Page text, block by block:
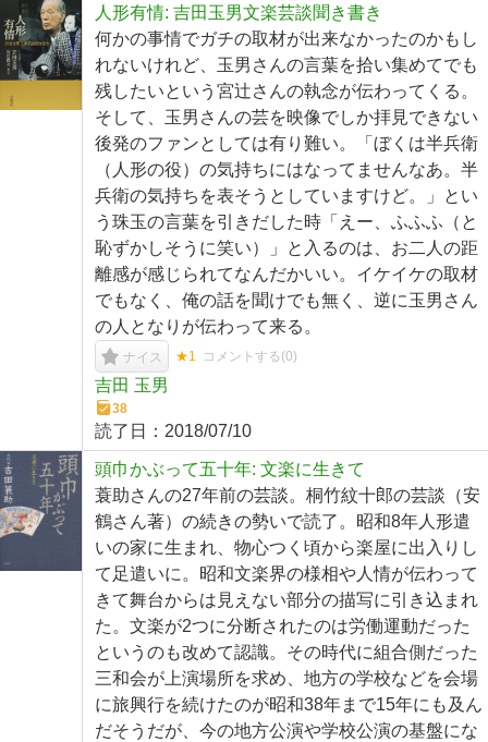
人形有情: 吉田玉男文楽芸談聞き書き
何かの事情でガチの取材が出来なかったのかもし
れないけれど、玉男さんの言葉を拾い集めてでも
残したいという宮辻さんの執念が伝わってくる。
そして、玉男さんの芸を映像でしか拝見できない
後発のファンとしては有り難い。「ぼくは半兵衛
（人形の役）の気持ちにはなってませんなあ。半
兵衛の気持ちを表そうとしていますけど。」とい
う珠玉の言葉を引きだした時「えー、ふふふ（と
恥ずかしそうに笑い）」と入るのは、お二人の距
離感が感じられてなんだかいい。イケイケの取材
でもなく、俺の話を聞けでも無く、逆に玉男さん
の人となりが伝わって来る。
ナイス ★1 コメントする(0)
吉田 玉男
38
読了日： 2018/07/10
頭巾かぶって五十年: 文楽に生きて
蓑助さんの27年前の芸談。桐竹紋十郎の芸談（安
鶴さん著）の続きの勢いで読了。昭和8年人形遣
いの家に生まれ、物心つく頃から楽屋に出入りし
て足遣いに。昭和文楽界の様相や人情が伝わって
きて舞台からは見えない部分の描写に引き込まれ
た。文楽が2つに分断されたのは労働運動だった
というのも改めて認識。その時代に組合側だった
三和会が上演場所を求め、地方の学校などを会場
に旅興行を続けたのが昭和38年まで15年にも及ん
だそうだが、今の地方公演や学校公演の基盤にな